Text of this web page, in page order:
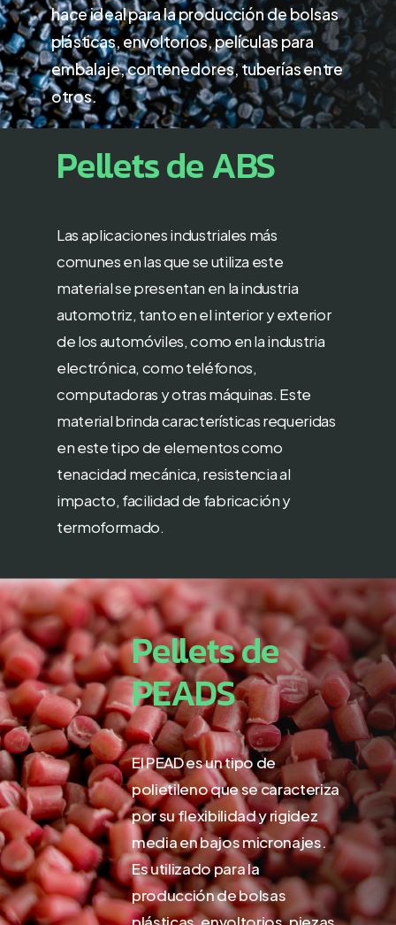
hace ideal para la producción de bolsas
plásticas, envoltorios, películas para
embalaje, contenedores, tuberías entre
otros.
PelletsdeABS
Las aplicaciones industriales más
comunes en las que se utiliza este
material se presentan en la industria
automotriz, tanto en el interior y exterior
de los automóviles, como en la industria
electrónica, como teléfonos,
computadoras y otras máquinas. Este
material brinda características requeridas
en este tipo de elementos como
tenacidad mecánica, resistencia al
impacto, facilidad de fabricación y
termoformado.
Pelletsde
PEADS
El PEAD es un tipo de
polietileno que se caracteriza
por su flexibilidad y rigidez
media en bajos micronajes.
Es utilizado para la
producción de bolsas